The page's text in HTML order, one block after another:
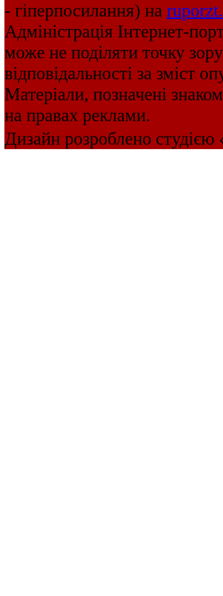
- гіперпосилання) на
Адміністрація Інтернет-
може не поділяти точку
відповідальності за зміст
Матеріали, позначені
на правах реклами.
Дизайн розроблено студією